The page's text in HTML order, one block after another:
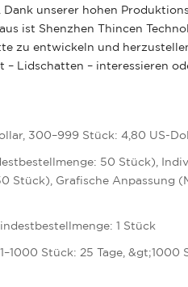
Dank unserer hohen
ist Shenzhen Thincen
zu entwickeln und
– Lidschatten – interessieren
300–999 Stück: 4,80 US-
50 Stück),
Stück), Grafische Anpassung
1 Stück
Stück: 25 Tage,